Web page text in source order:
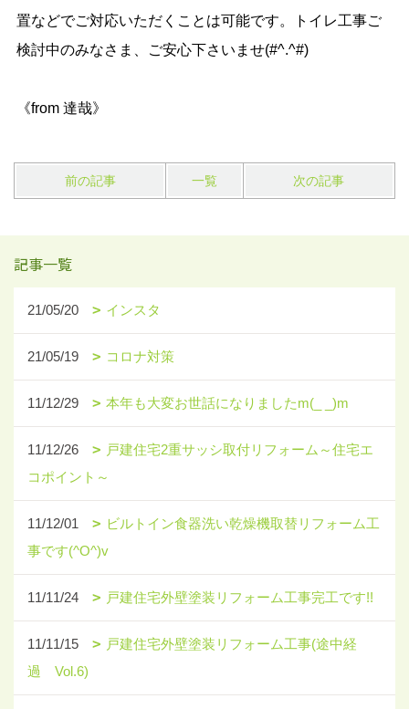
置などでご対応いただくことは可能です。トイレ工事ご
検討中のみなさま、ご安心下さいませ(#^.^#)
《from 達哉》
前の記事 一覧 次の記事
記事一覧
21/05/20 インスタ
21/05/19 コロナ対策
11/12/29 本年も大変お世話になりましたm(_ _)m
11/12/26
戸建住宅2重サッシ取付リフォーム～住宅エ
コポイント～
11/12/01
ビルトイン食器洗い乾燥機取替リフォーム工
事です(^O^)v
11/11/24 戸建住宅外壁塗装リフォーム工事完工です!!
11/11/15
戸建住宅外壁塗装リフォーム工事(途中経
過 Vol.6)